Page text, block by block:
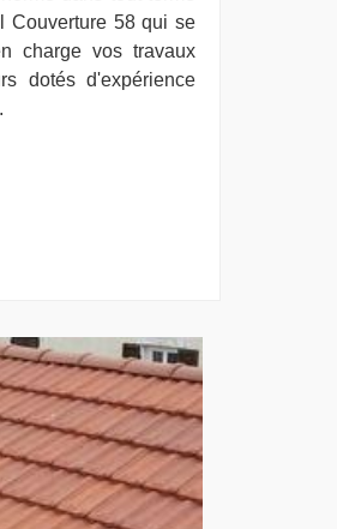
Couverture 58 qui se
charge vos travaux
dotés d'expérience